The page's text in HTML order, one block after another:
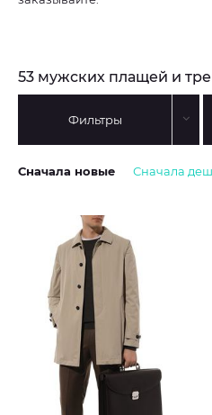
53 мужских плащей и
Фильтры
Сначала новые Сначала